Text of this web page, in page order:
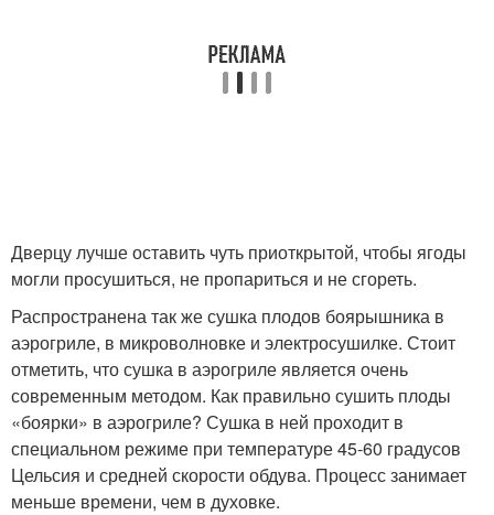
Дверцу лучше оставить чуть приоткрытой, чтобы ягоды
могли просушиться, не пропариться и не сгореть.
Распространена так же сушка плодов боярышника в
аэрогриле, в микроволновке и электросушилке. Стоит
отметить, что сушка в аэрогриле является очень
современным методом. Как правильно сушить плоды
«боярки» в аэрогриле? Сушка в ней проходит в
специальном режиме при температуре 45-60 градусов
Цельсия и средней скорости обдува. Процесс занимает
меньше времени, чем в духовке.